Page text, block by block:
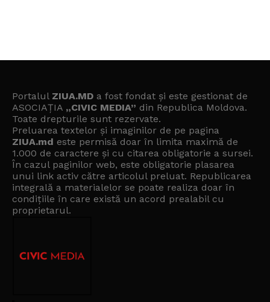
Portalul ZIUA.MD a fost fondat și este gestionat de
ASOCIAȚIA „CIVIC MEDIA” din Republica Moldova.
Toate drepturile sunt rezervate.
Preluarea textelor și imaginilor de pe pagina
ZIUA.md este permisă doar în limita maximă de
1.000 de caractere și cu citarea obligatorie a sursei.
În cazul paginilor web, este obligatorie plasarea
unui link activ către articolul preluat. Republicarea
integrală a materialelor se poate realiza doar în
condițiile în care există un acord prealabil cu
proprietarul.